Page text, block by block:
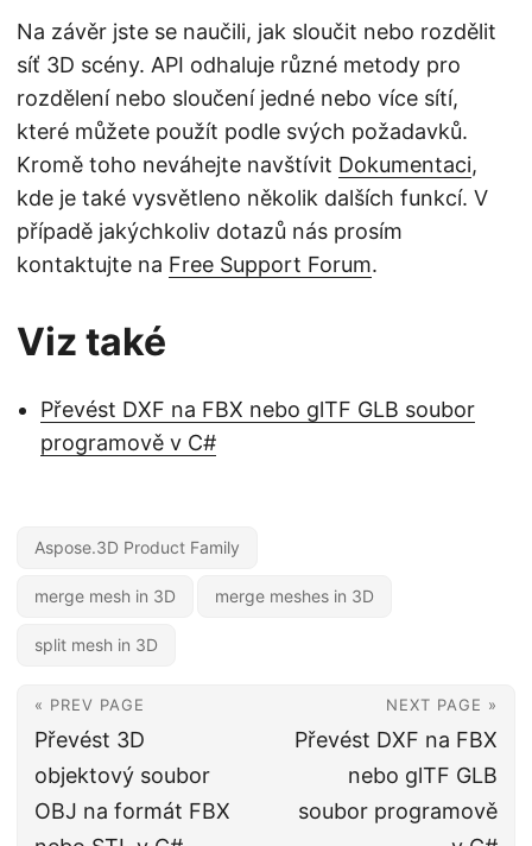
Na závěr jste se naučili, jak sloučit nebo rozdělit
síť 3D scény. API odhaluje různé metody pro
rozdělení nebo sloučení jedné nebo více sítí,
které můžete použít podle svých požadavků.
Kromě toho neváhejte navštívit Dokumentaci,
kde je také vysvětleno několik dalších funkcí. V
případě jakýchkoliv dotazů nás prosím
kontaktujte na Free Support Forum.
Viz také
Převést DXF na FBX nebo glTF GLB soubor
programově v C#
Aspose.3D Product Family
merge mesh in 3D merge meshes in 3D
split mesh in 3D
« PREV PAGE
Převést 3D
objektový soubor
OBJ na formát FBX
NEXT PAGE »
Převést DXF na FBX
nebo glTF GLB
soubor programově